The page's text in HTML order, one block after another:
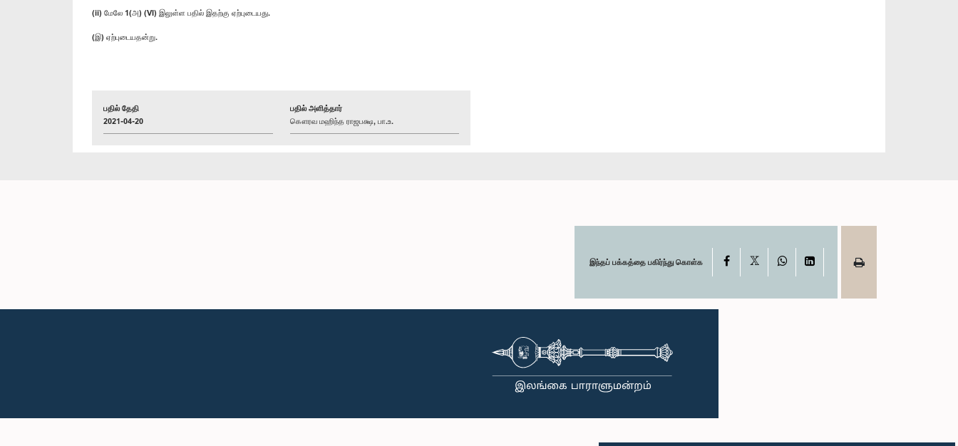
(ii) மேலே 1(அ) (VI) இலுள்ள பதில் இதற்கு ஏற்புடையது.
(இ) ஏற்புடையதன்று.
பதில் தேதி
2021-04-20
பதில் அளித்தார்
கௌரவ மஹிந்த ராஜபக்ஷ, பா.உ.
இந்தப் பக்கத்தை பகிர்ந்து கொள்க Facebook WhatsAppLinkedIn